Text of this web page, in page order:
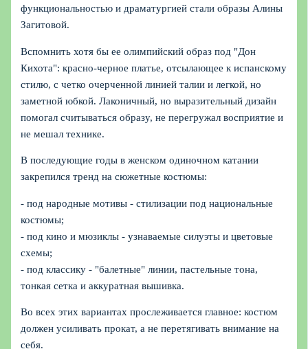
функциональностью и драматургией стали образы Алины
Загитовой.
Вспомнить хотя бы ее олимпийский образ под "Дон
Кихота": красно-черное платье, отсылающее к испанскому
стилю, с четко очерченной линией талии и легкой, но
заметной юбкой. Лаконичный, но выразительный дизайн
помогал считываться образу, не перегружал восприятие и
не мешал технике.
В последующие годы в женском одиночном катании
закрепился тренд на сюжетные костюмы:
- под народные мотивы - стилизации под национальные
костюмы;
- под кино и мюзиклы - узнаваемые силуэты и цветовые
схемы;
- под классику - "балетные" линии, пастельные тона,
тонкая сетка и аккуратная вышивка.
Во всех этих вариантах прослеживается главное: костюм
должен усиливать прокат, а не перетягивать внимание на
себя.